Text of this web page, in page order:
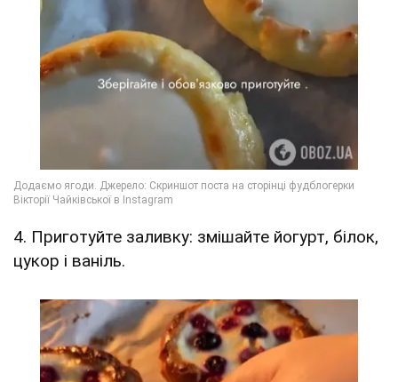
4. Приготуйте заливку: змішайте йогурт, білок,
цукор і ваніль.